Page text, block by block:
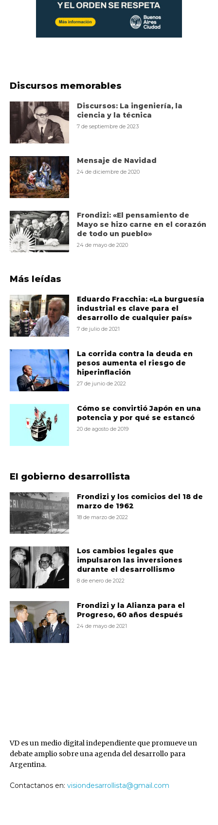
Discursos memorables
Discursos: La ingeniería, la
ciencia y la técnica
7 de septiembre de 2023
Mensaje de Navidad
24 de diciembre de 2020
Frondizi: «El pensamiento de
Mayo se hizo carne en el corazón
de todo un pueblo»
24 de mayo de 2020
Más leídas
Eduardo Fracchia: «La burguesía
industrial es clave para el
desarrollo de cualquier país»
7 de julio de 2021
La corrida contra la deuda en
pesos aumenta el riesgo de
hiperinflación
27 de junio de 2022
Cómo se convirtió Japón en una
potencia y por qué se estancó
20 de agosto de 2019
El gobierno desarrollista
Frondizi y los comicios del 18 de
marzo de 1962
18 de marzo de 2022
Los cambios legales que
impulsaron las inversiones
durante el desarrollismo
8 de enero de 2022
Frondizi y la Alianza para el
Progreso, 60 años después
24 de mayo de 2021
VD es un medio digital independiente que promueve un
debate amplio sobre una agenda del desarrollo para
Argentina.
Contactanos en: visiondesarrollista@gmail.com